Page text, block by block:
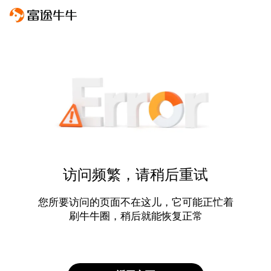
访问频繁，请稍后重试
您所要访问的页面不在这儿，它可能正忙着
刷牛牛圈，稍后就能恢复正常